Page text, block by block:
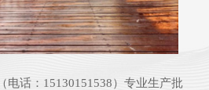
话：15130151538）专业生产批